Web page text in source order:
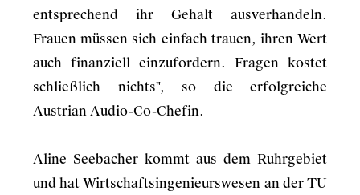
entsprechend ihr Gehalt ausverhandeln.
Frauen müssen sich einfach trauen, ihren Wert
auch finanziell einzufordern. Fragen kostet
schließlich nichts", so die erfolgreiche
Austrian Audio-Co-Chefin.
Aline Seebacher kommt aus dem Ruhrgebiet
und hat Wirtschaftsingenieurswesen an der TU